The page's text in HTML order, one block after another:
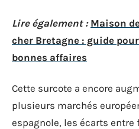
Lire également : Maison
cher Bretagne : guide
bonnes affaires
Cette surcote a encore
plusieurs marchés
espagnole, les écarts